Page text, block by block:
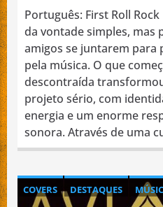
Português: First Roll
da vontade simples, mas
amigos se juntarem para
pela música. O que
descontraída
projeto sério, com
energia e um enorme
sonora. Através de uma
COVERS DESTAQUES